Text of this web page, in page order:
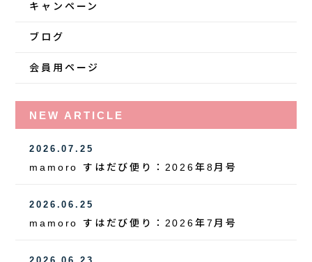
キャンペーン
ブログ
会員用ページ
NEW ARTICLE
2026.07.25
mamoro すはだび便り：2026年8月号
2026.06.25
mamoro すはだび便り：2026年7月号